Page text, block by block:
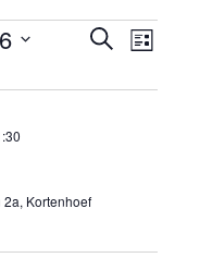
Zoeken
navigatie
Zoeken
Lijst
2a, Kortenhoef